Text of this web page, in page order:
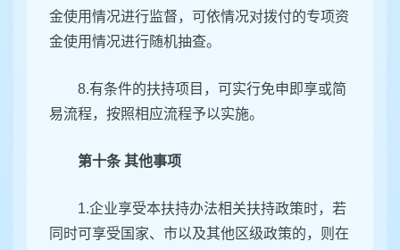
金使用情况进行监督，可依情况对拨付的专项资
金使用情况进行随机抽查。
8.有条件的扶持项目，可实行免申即享或简
易流程，按照相应流程予以实施。
第十条 其他事项
1.企业享受本扶持办法相关扶持政策时，若
同时可享受国家、市以及其他区级政策的，则在